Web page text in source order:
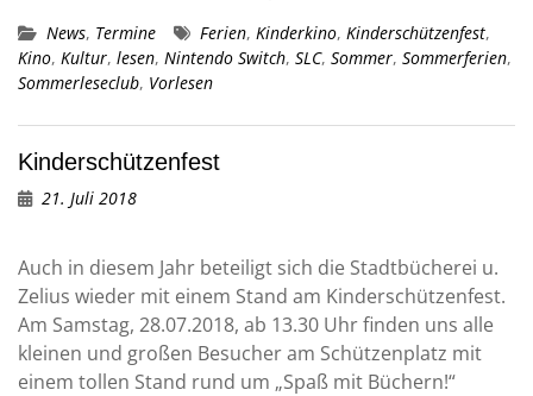
News, Termine Ferien, Kinderkino, Kinderschützenfest,
Kino, Kultur, lesen, Nintendo Switch, SLC, Sommer, Sommerferien,
Sommerleseclub, Vorlesen
Kinderschützenfest
21. Juli 2018
Auch in diesem Jahr beteiligt sich die Stadtbücherei u.
Zelius wieder mit einem Stand am Kinderschützenfest.
Am Samstag, 28.07.2018, ab 13.30 Uhr finden uns alle
kleinen und großen Besucher am Schützenplatz mit
einem tollen Stand rund um „Spaß mit Büchern!“